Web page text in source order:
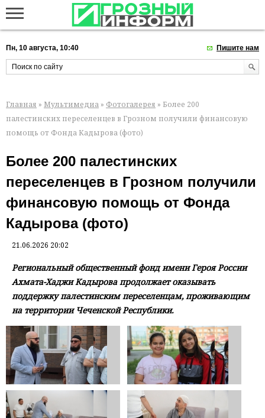
Пн, 10 августа, 10:40 Пишите нам
Главная » Мультимедиа » Фотогалерея » Более 200
палестинских переселенцев в Грозном получили финансовую
помощь от Фонда Кадырова (фото)
Более 200 палестинских
переселенцев в Грозном получили
финансовую помощь от Фонда
Кадырова (фото)
21.06.2026 20:02
Региональный общественный фонд имени Героя России
Ахмата-Хаджи Кадырова продолжает оказывать
поддержку палестинским переселенцам, проживающим
на территории Чеченской Республики.